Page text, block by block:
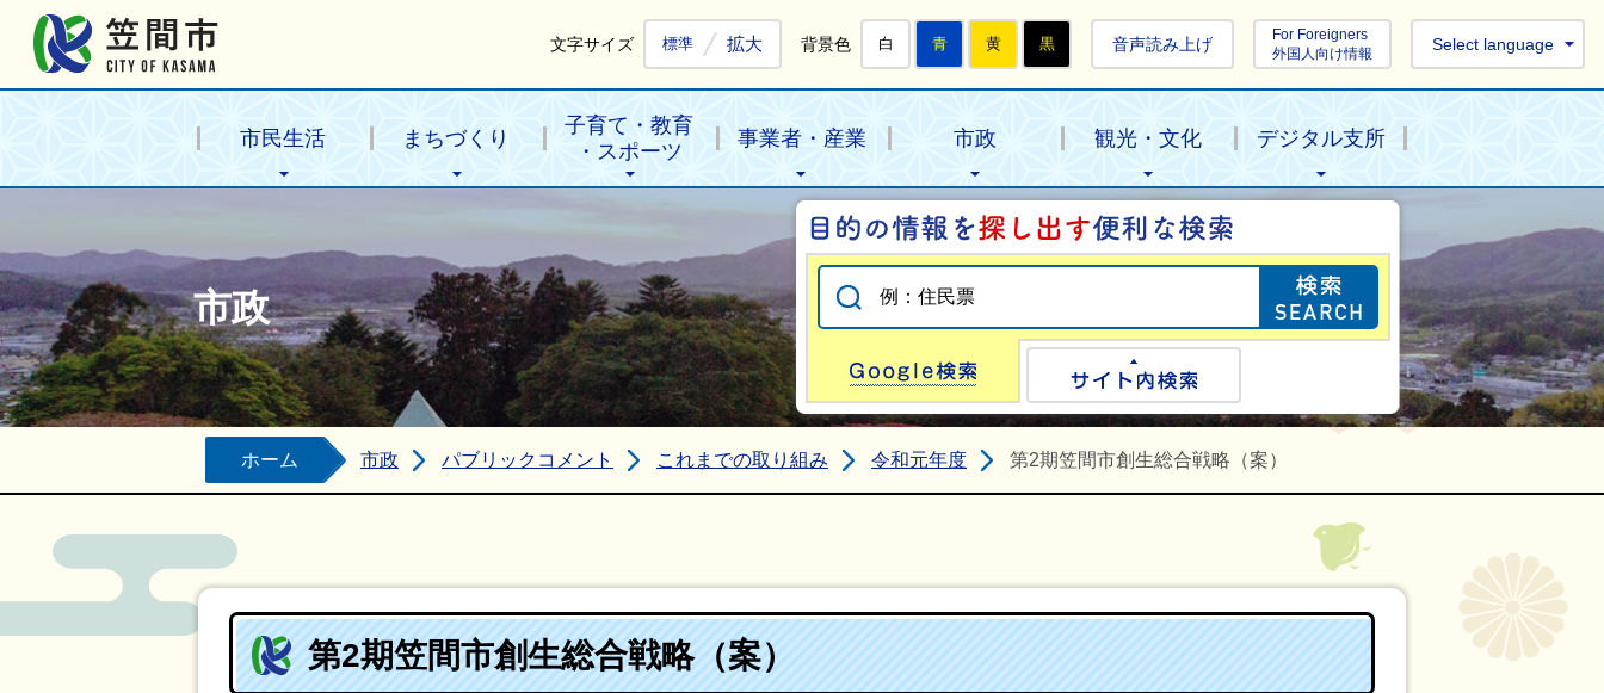
文字サイズ 標準 拡大 背景色 白 青 黄 黒 音声読み上げ
For Foreigners
外国人向け情報
Select language
市民生活 まちづくり
子育て・教育
・スポーツ
事業者・産業 市政 観光・文化 デジタル支所
市政
目的の情報を探
Google検索
ホーム 市政 パブリックコメント これまでの取り組み 令和元年度 第2期笠間市創生総合戦略（案）
第2期笠間市創生総合戦略（案）